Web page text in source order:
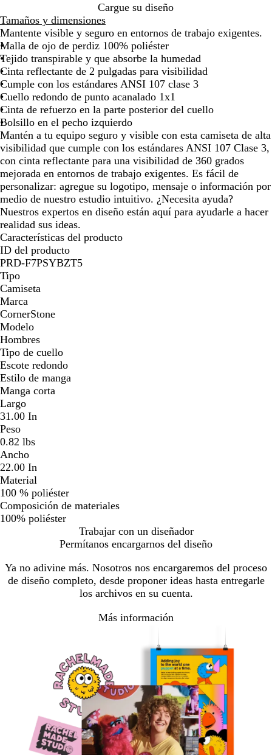
s
e
g
u
r
i
d
a
d
e
s
e
g
u
r
i
d
a
d
Cargue su diseño
Tamaños y dimensiones
Mantente visible y seguro en entornos de trabajo exigentes.
Malla de ojo de perdiz 100% poliéster
Tejido transpirable y que absorbe la humedad
Cinta reflectante de 2 pulgadas para visibilidad
Cumple con los estándares ANSI 107 clase 3
Cuello redondo de punto acanalado 1x1
Cinta de refuerzo en la parte posterior del cuello
Bolsillo en el pecho izquierdo
Mantén a tu equipo seguro y visible con esta camiseta de alta
visibilidad que cumple con los estándares ANSI 107 Clase 3,
con cinta reflectante para una visibilidad de 360 grados
mejorada en entornos de trabajo exigentes. Es fácil de
personalizar: agregue su logotipo, mensaje o información por
medio de nuestro estudio intuitivo. ¿Necesita ayuda?
Nuestros expertos en diseño están aquí para ayudarle a hacer
realidad sus ideas.
Características del producto
ID del producto
PRD-F7PSYBZT5
Tipo
Camiseta
Marca
CornerStone
Modelo
Hombres
Tipo de cuello
Escote redondo
Estilo de manga
Manga corta
Largo
31.00 In
Peso
0.82 lbs
Ancho
22.00 In
Material
100 % poliéster
Composición de materiales
100% poliéster
Trabajar con un diseñador
Permítanos encargarnos del diseño
Ya no adivine más. Nosotros nos encargaremos del proceso
de diseño completo, desde proponer ideas hasta entregarle
los archivos en su cuenta.
Más información